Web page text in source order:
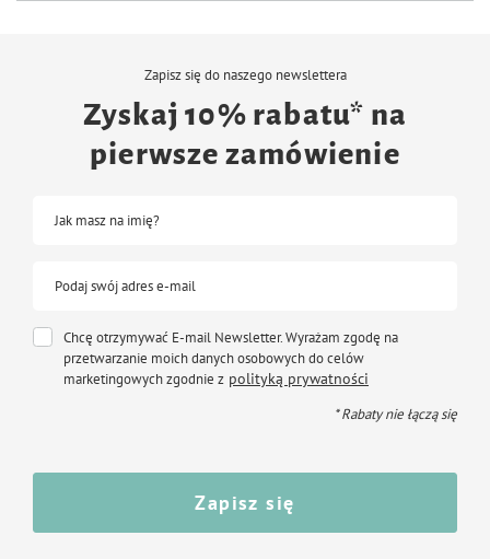
wysokiej jakości białko o strawności na poziomie 90-95%,
receptura oparta na nieprzetworzonych surowcach,
gotowy produkt przetworzony w minimalnym stopniu, niezbędnym do
składniki mineralne i witaminy w najlepiej przyswajalnej postaci,
wodorosty morskie – dostarczające łatwo przyswajalnych składników
mineralnych i witamin,
omułek nowozelandzki, glukozamina i siarczan chondroityny – dbające o
siemię lniane, psyllium (babka płesznik), juka Mojve – sprzyjające
Zapisz się do naszego newslettera
Zyskaj 10% rabatu* na
pierwsze zamówienie
Jak masz na imię?
Podaj swój adres e-mail
Chcę otrzymywać E-mail Newsletter. Wyrażam zgodę na
przetwarzanie moich danych osobowych do celów
marketingowych zgodnie z polityką prywatności
* Rabaty nie łączą się
Zapisz się